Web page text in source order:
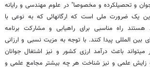
و تحصیلکرده و مخصوصا" در علوم مهندسی و رایانه
یک ضرورت ملی است که ارگانهائی که به نوعی با
هستند راه مناسبی برای راهیابی و مشارکت برنامه
بین المللی پیدا کنند. با توجه به مزیت نسبی و ارزانی
میتواند باعث درآمد ارزی کشور و نیز اشتغال جوانان
زایش علمی و نیز شناخت هر چه بیشتر مجامع علمی و